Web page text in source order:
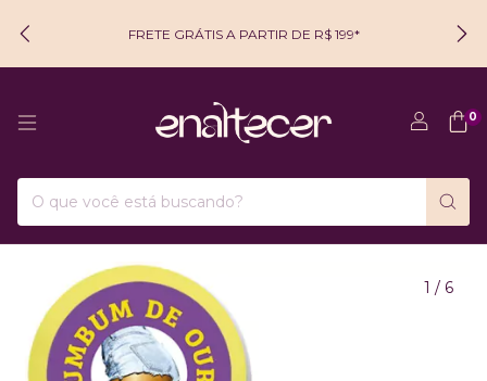
FRETE GRÁTIS A PARTIR DE R$ 199*
0
1 / 6